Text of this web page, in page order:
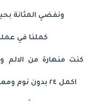
ونفضي المثانة
كملنا في
كنت منهارة من الالم
اكمل ٢٤ بدون نوم ومعدتي كانت فاضية وصراخي اجهدني